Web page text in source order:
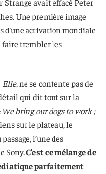
Strange avait effacé Peter
Une première image
d’une activation mondiale
faire trembler les
Elle, ne se contente pas de
qui dit tout sur la
We bring our dogs to work ;
sur le plateau, le
l’une des
Sony.C’est ce mélange de
parfaitement